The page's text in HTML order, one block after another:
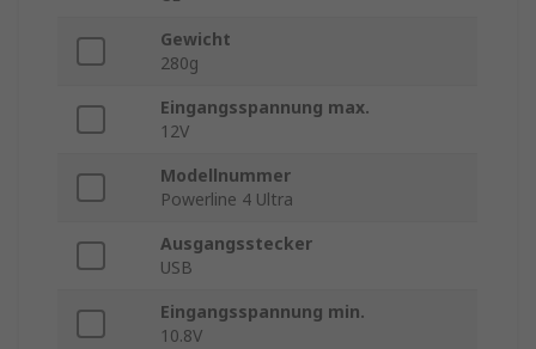
Gewicht
280g
Eingangsspannung max.
12V
Modellnummer
Powerline 4 Ultra
Ausgangsstecker
USB
Eingangsspannung min.
10.8V